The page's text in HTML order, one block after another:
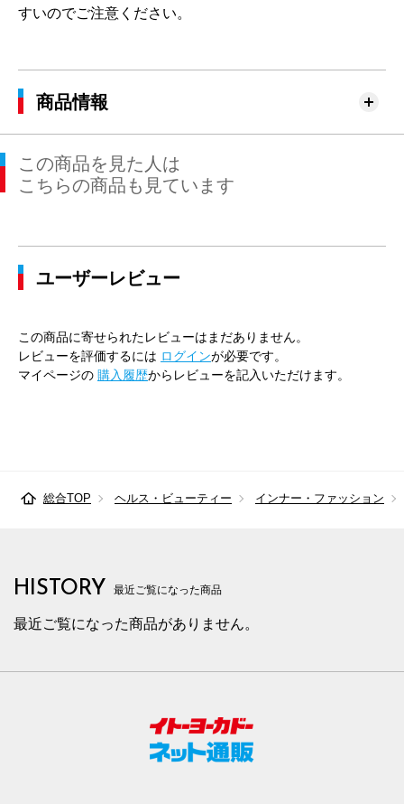
すいのでご注意ください。
商品情報
この商品を見た人は
こちらの商品も見ています
ユーザーレビュー
この商品に寄せられたレビューはまだありません。
レビューを評価するには ログインが必要です。
マイページの 購入履歴からレビューを記入いただけます。
総合TOP ヘルス・ビューティー インナー・ファッション
HISTORY 最近ご覧になった商品
最近ご覧になった商品がありません。